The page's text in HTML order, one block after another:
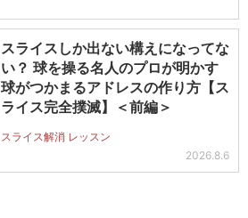
スライスしか出ない構えになってな
い？ 球を操る名人のプロが明かす
球がつかまるアドレスの作り方【ス
ライス完全撲滅】＜前編＞
スライス解消 レッスン
2026.8.6